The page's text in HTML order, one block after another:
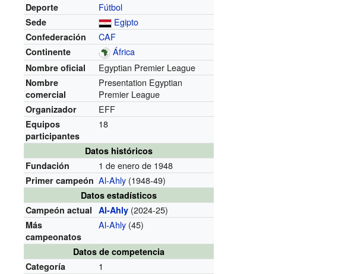
Deporte
Fútbol
Sede Egipto
Confederación CAF
Continente África
Nombre oficial Egyptian Premier League
Nombre
comercial
Presentation Egyptian
Premier League
Organizador EFF
Equipos
participantes
18
Datos históricos
Fundación
1 de enero de 1948
Primer campeón Al-Ahly (1948-49)
Datos estadísticos
Campeón actual
Al-Ahly (2024-25)
Más
campeonatos
Al-Ahly (45)
Datos de competencia
Categoría
1